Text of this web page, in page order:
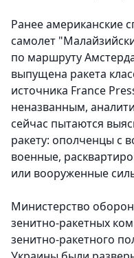
Ранее американские
самолет
по маршруту
выпущена ракета
источника France
неназванным,
сейчас пытаются
ракету: ополченцы с
военные,
или вооруженные
Министерство
зенитно-ракетных
зенитно-ракетного